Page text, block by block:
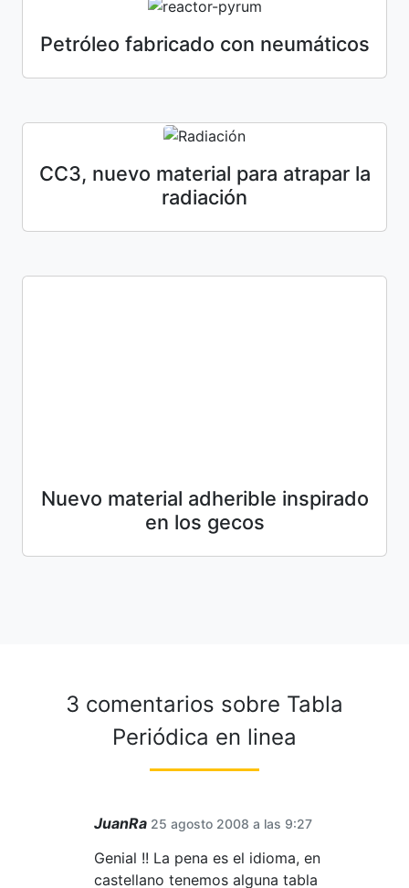
Petróleo fabricado con neumáticos
CC3, nuevo material para atrapar la
radiación
Nuevo material adherible inspirado
en los gecos
3 comentarios sobre Tabla
Periódica en linea
JuanRa 25 agosto 2008 a las 9:27
Genial !! La pena es el idioma, en
castellano tenemos alguna tabla